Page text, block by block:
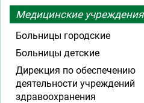
Медицинские учреждения
Больницы городские
Больницы детские
Дирекция по обеспечению
деятельности учреждений
здравоохранения